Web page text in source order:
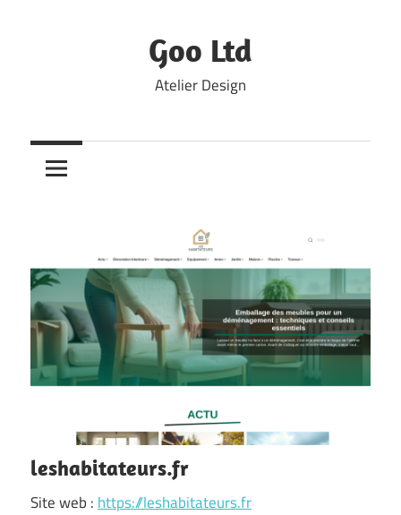
Goo Ltd
Atelier Design
leshabitateurs.fr
Site web : https://leshabitateurs.fr